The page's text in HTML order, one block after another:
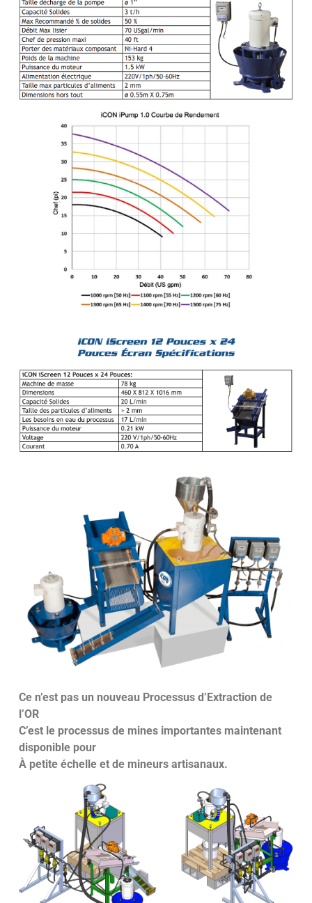
Ce n’est pas un nouveau Processus d’Extraction de
l’OR
C’est le processus de mines importantes maintenant
disponible pour
À petite échelle et de mineurs artisanaux.